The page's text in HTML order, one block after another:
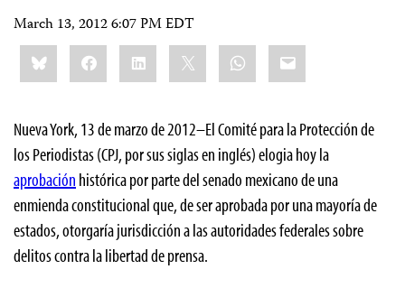
March 13, 2012 6:07 PM EDT
Share
this:BlueskyFacebookLinkedIn WhatsApp
Email
Nueva York, 13 de marzo de 2012–El Comité para la Protección de
los Periodistas (CPJ, por sus siglas en inglés) elogia hoy la
aprobación histórica por parte del senado mexicano de una
enmienda constitucional que, de ser aprobada por una mayoría de
estados, otorgaría jurisdicción a las autoridades federales sobre
delitos contra la libertad de prensa.